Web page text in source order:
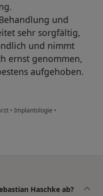
und
sehr sorgfältig,
und nimmt
ernst genommen,
aufgehoben.
• Implantologie •
Haschke ab?